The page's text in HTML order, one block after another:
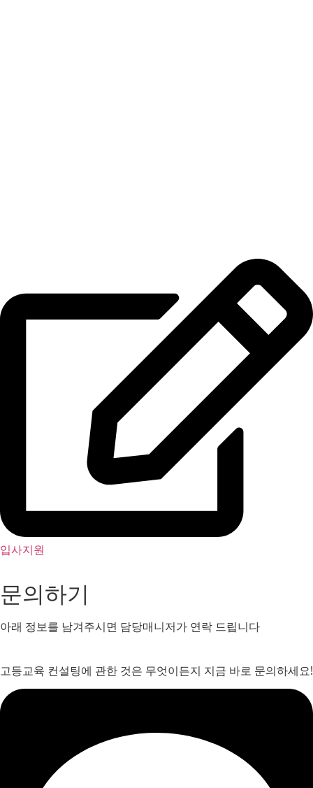
입사지원
문의하기
아래 정보를 남겨주시면 담당매니저가 연락 드립니다
고등교육 컨설팅에 관한 것은 무엇이든지 지금 바로 문의하세요!